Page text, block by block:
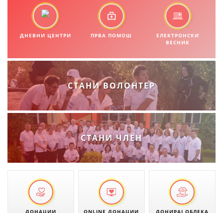
ЗА НАС
ПРИРАЧНИЦИ
СТРАТЕГИИ
ЕДУКАТИВНО ИНФОРМАТИВНИ МАТЕРИЈАЛИ
БРОШУРИ
ПОСТЕРИ
ПРЕЗЕНТАЦИИ
ДНЕВНИ ЦЕНТРИ ПРВА ПОМОШ
ЕЛЕКТРОНСКИ
ВЕСНИК
СТАНИ ВОЛОНТЕР
СТАНИ ЧЛЕН
ДОНАЦИИ ONLINE ДОНАЦИИ ДОНИРАЈ ОБЛЕКА